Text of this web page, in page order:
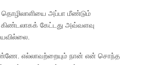
அப்பா மீண்டும்
கிண்டலாகக் கேட்டது அவ்வளவு
எல்லாவற்றையும் நான் என் சொந்த